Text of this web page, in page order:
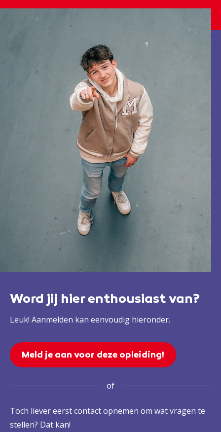
Word jij hier enthousiast van?
Leuk! Aanmelden kan eenvoudig hieronder.
Meld je aan voor deze opleiding!
of
Toch liever eerst contact opnemen om wat vragen te
stellen? Dat kan!